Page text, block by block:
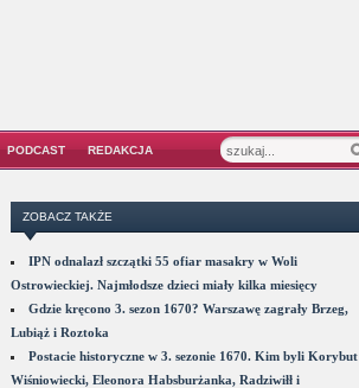
PODCAST REDAKCJA
ZOBACZ TAKŻE
IPN odnalazł szczątki 55 ofiar masakry w Woli
Ostrowieckiej. Najmłodsze dzieci miały kilka miesięcy
Gdzie kręcono 3. sezon 1670? Warszawę zagrały Brzeg,
Lubiąż i Roztoka
Postacie historyczne w 3. sezonie 1670. Kim byli Korybut
Wiśniowiecki, Eleonora Habsburżanka, Radziwiłł i